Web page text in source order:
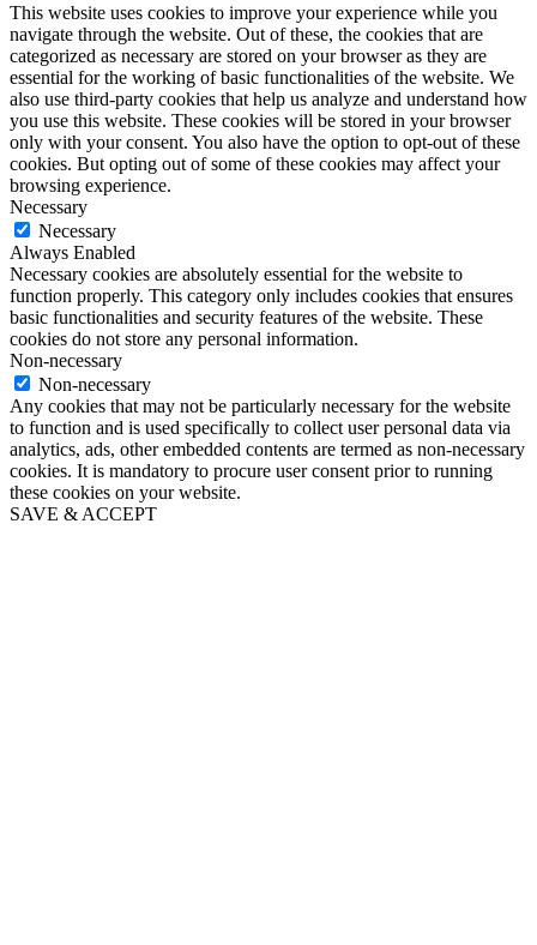
This website uses cookies to improve your experience while you
navigate through the website. Out of these, the cookies that are
categorized as necessary are stored on your browser as they are
essential for the working of basic functionalities of the website. We
also use third-party cookies that help us analyze and understand how
you use this website. These cookies will be stored in your browser
only with your consent. You also have the option to opt-out of these
cookies. But opting out of some of these cookies may affect your
browsing experience.
Necessary
Necessary
Always Enabled
Necessary cookies are absolutely essential for the website to
function properly. This category only includes cookies that ensures
basic functionalities and security features of the website. These
cookies do not store any personal information.
Non-necessary
Non-necessary
Any cookies that may not be particularly necessary for the website
to function and is used specifically to collect user personal data via
analytics, ads, other embedded contents are termed as non-necessary
cookies. It is mandatory to procure user consent prior to running
these cookies on your website.
SAVE & ACCEPT